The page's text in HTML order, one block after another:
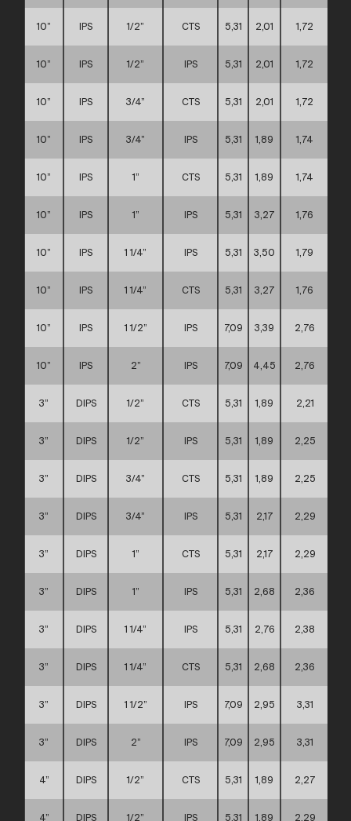
10” IPS 1/2” CTS 5,31 2,01 1,72
10” IPS 1/2” IPS 5,31 2,01 1,72
10” IPS 3/4” CTS 5,31 2,01 1,72
10” IPS 3/4” IPS 5,31 1,89 1,74
10” IPS 1” CTS 5,31 1,89 1,74
10” IPS 1” IPS 5,31 3,27 1,76
10” IPS 1 1/4” IPS 5,31 3,50 1,79
10” IPS 1 1/4” CTS 5,31 3,27 1,76
10” IPS 1 1/2” IPS 7,09 3,39 2,76
10” IPS 2” IPS 7,09 4,45 2,76
3” DIPS 1/2” CTS 5,31 1,89 2,21
3” DIPS 1/2” IPS 5,31 1,89 2,25
3” DIPS 3/4” CTS 5,31 1,89 2,25
3” DIPS 3/4” IPS 5,31 2,17 2,29
3” DIPS 1” CTS 5,31 2,17 2,29
3” DIPS 1” IPS 5,31 2,68 2,36
3” DIPS 1 1/4” IPS 5,31 2,76 2,38
3” DIPS 1 1/4” CTS 5,31 2,68 2,36
3” DIPS 1 1/2” IPS 7,09 2,95 3,31
3” DIPS 2” IPS 7,09 2,95 3,31
4” DIPS 1/2” CTS 5,31 1,89 2,27
4” DIPS 1/2” IPS 5,31 1,89 2,29